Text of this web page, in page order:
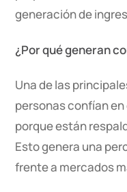
generación de
¿Por qué generan
Una de las
personas confían
porque están
Esto genera una
frente a mercados